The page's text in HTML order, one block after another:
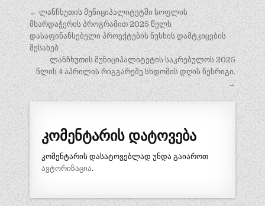
პოსტის
ნავიგაცია
← ლანჩხუთის მუნიციპალიტეტში სოფლის
მხარდაჭერის პროგრამით 2025 წელს
დასაფინანსებელი პროექტების ნუსხის დამტკიცების
შესახებ
ლანჩხუთის მუნიციპალიტეტის საკრებულოს 2025
წლის 4 აპრილის რიგგარეშე სხდომის დღის წესრიგი.
→
კომენტარის დატოვება
კომენტარის დასატოვებლად უნდა გაიაროთ
ავტორიზაცია.